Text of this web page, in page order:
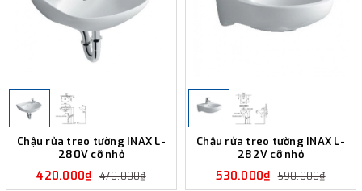
Chậu rửa treo tường INAX L-
280V cỡ nhỏ
420.000₫ 470.000₫
Chậu rửa treo tường INAX L-
282V cỡ nhỏ
530.000₫ 590.000₫